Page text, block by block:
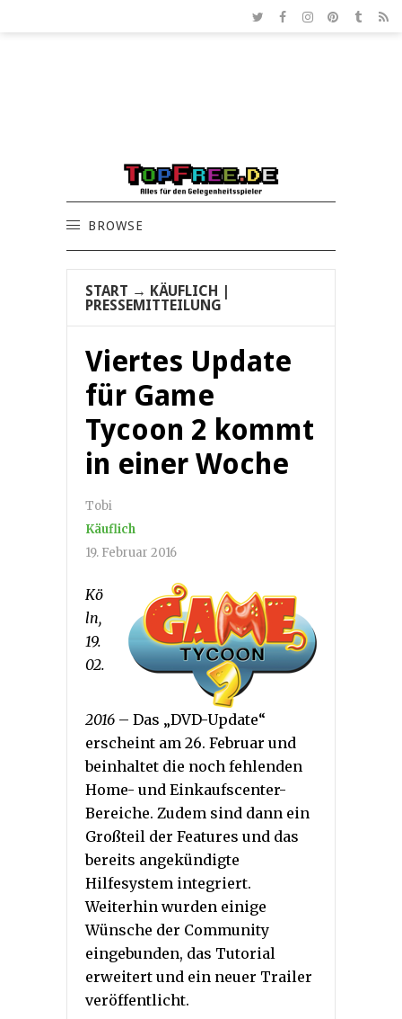
BROWSE
START → KÄUFLICH
PRESSEMITTEILUNG
Viertes Update
für Game
Tycoon 2 kommt
in einer Woche
Tobi
Käuflich
19. Februar 2016
Kö
ln,
19.
02.
2016 – Das „DVD-Update“
erscheint am 26. Februar und
beinhaltet die noch fehlenden
Home- und Einkaufscenter-
Bereiche. Zudem sind dann ein
Großteil der Features und das
bereits angekündigte
Hilfesystem integriert.
Weiterhin wurden einige
Wünsche der Community
eingebunden, das Tutorial
erweitert und ein neuer Trailer
veröffentlicht.